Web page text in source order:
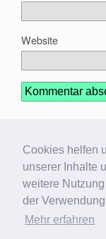
Cookies helfen
unserer Inhalte
weitere
der
Mehr erfahren
Cookies helfen
unserer Inhalte
weitere
der
Mehr erfahren
Website